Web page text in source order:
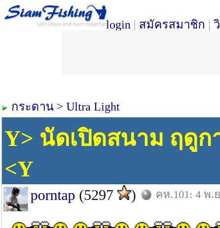
login | สมัครสมาชิก |
กระดาน > Ultra Light
Y> นัดเปิดสนาม ฤดูก
<Y
porntap (5297 ) คห.101: 4 พ.